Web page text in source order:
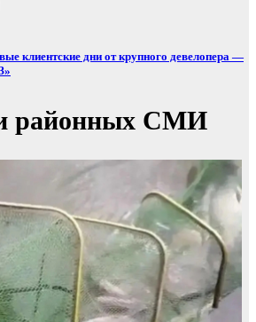
клиентские дни от крупного девелопера —